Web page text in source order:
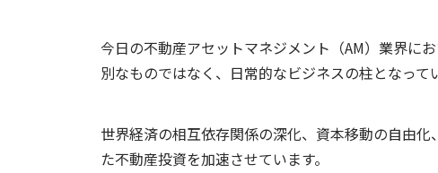
今日の不動産アセットマネジメント（AM）業界に
別なものではなく、日常的なビジネスの柱となって
世界経済の相互依存関係の深化、資本移動の自由
た不動産投資を加速させています。